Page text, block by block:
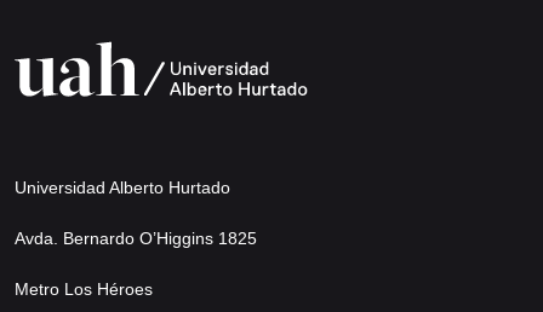
Universidad Alberto Hurtado
Avda. Bernardo O’Higgins 1825
Metro Los Héroes